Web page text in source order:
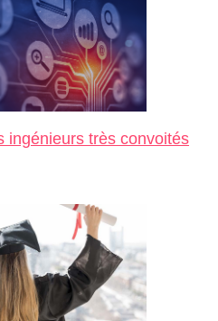
ingénieurs très convoités